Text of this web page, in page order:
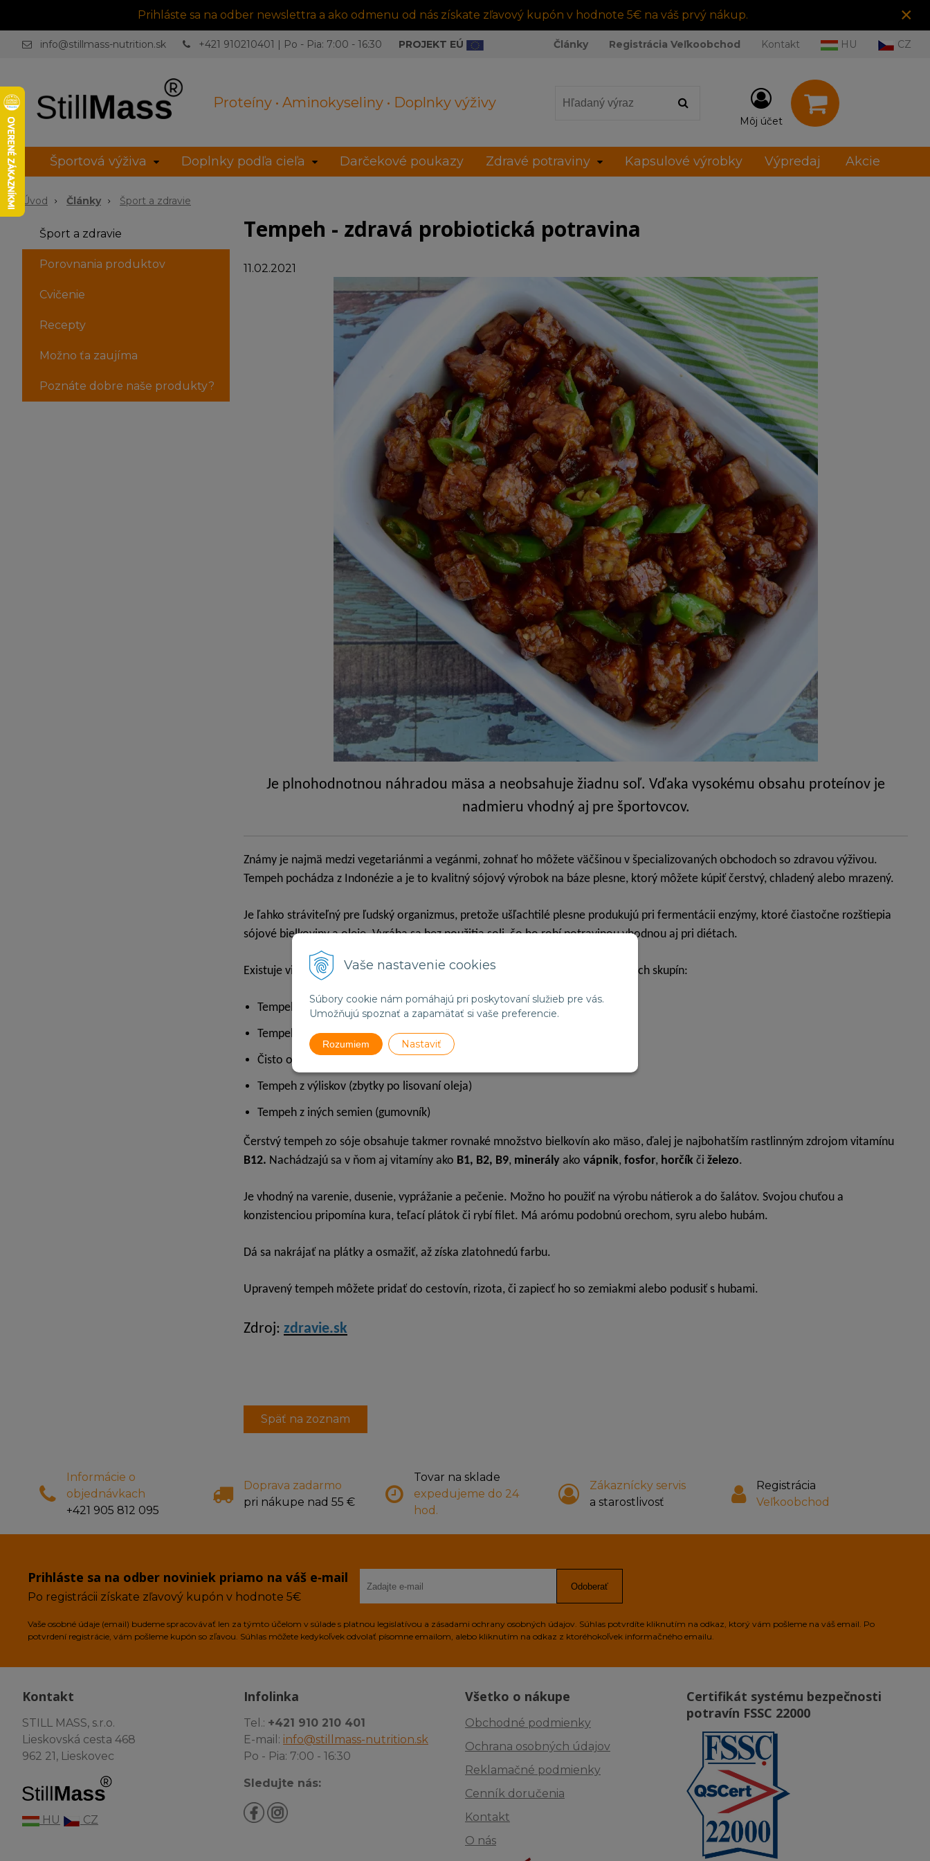
Vaše nastavenie cookies
Súbory cookie nám pomáhajú pri poskytovaní služieb pre vás.
Umožňujú spoznať a zapamätať si vaše preferencie.
Rozumiem Nastaviť
Prihláste sa na odber newslettra a ako odmenu od nás získate zľavový kupón v hodnote 5€ na váš prvý nákup. ×
Proteíny • Aminokyseliny • Doplnky výživy
info@stillmass-nutrition.sk +421 910210401 | Po - Pia: 7:00 - 16:30 PROJEKT EÚ Články Registrácia Veľkoobchod Kontakt HU CZ
Môj účet
Športová výživa Doplnky podľa cieľa Darčekové poukazy Zdravé potraviny Kapsulové výrobky Výpredaj Akcie
Úvod Články Šport a zdravie
Šport a zdravie
Porovnania produktov
Cvičenie
Recepty
Možno ťa zaujíma
Poznáte dobre naše produkty?
Tempeh - zdravá probiotická potravina
11.02.2021
Je plnohodnotnou náhradou mäsa a neobsahuje žiadnu soľ. Vďaka vysokému obsahu proteínov je
nadmieru vhodný aj pre športovcov.
Známy je najmä medzi vegetariánmi a vegánmi, zohnať ho môžete väčšinou v špecializovaných obchodoch so zdravou výživou.
Tempeh pochádza z Indonézie a je to kvalitný sójový výrobok na báze plesne, ktorý môžete kúpiť čerstvý, chladený alebo mrazený.
Je ľahko stráviteľný pre ľudský organizmus, pretože ušľachtilé plesne produkujú pri fermentácii enzýmy, ktoré čiastočne rozštiepia
sójové bielkoviny a oleje. Vyrába sa bez použitia soli, čo ho robí potravinou vhodnou aj pri diétach.
Existuje viac než 30 najrôznejších typov tempehov, ktoré sa delia do 5 základných skupín:
Tempeh zo strukovín (najčastejšie zo sóje)
Tempeh z obilia a sóje (pšenica a sója alebo ryža a sója)
Čisto obilný tempeh (ryža, jačmeň, pšeno, pšenica, ovos alebo žito)
Tempeh z výliskov (zbytky po lisovaní oleja)
Tempeh z iných semien (gumovník)
Čerstvý tempeh zo sóje obsahuje takmer rovnaké množstvo bielkovín ako mäso, ďalej je najbohatším rastlinným zdrojom vitamínu
B12. Nachádzajú sa v ňom aj vitamíny ako B1, B2, B9, minerály ako vápnik, fosfor, horčík či železo.
Je vhodný na varenie, dusenie, vyprážanie a pečenie. Možno ho použiť na výrobu nátierok a do šalátov. Svojou chuťou a
konzistenciou pripomína kura, teľací plátok či rybí filet. Má arómu podobnú orechom, syru alebo hubám.
Dá sa nakrájať na plátky a osmažiť, až získa zlatohnedú farbu.
Upravený tempeh môžete pridať do cestovín, rizota, či zapiecť ho so zemiakmi alebo podusiť s hubami.
Zdroj: zdravie.sk
Späť na zoznam
Informácie o
objednávkach
+421 905 812 095
Doprava zadarmo
pri nákupe nad 55 €
Tovar na sklade
expedujeme do 24
hod.
Zákaznícky servis
a starostlivosť
Registrácia
Veľkoobchod
Prihláste sa na odber noviniek priamo na váš e‑mail
Po registrácii získate zľavový kupón v hodnote 5€
Odoberať
Vaše osobné údaje (email) budeme spracovávať len za týmto účelom v súlade s platnou legislatívou a zásadami ochrany osobných údajov. Súhlas potvrdíte kliknutím na odkaz, ktorý vám pošleme na váš email. Po
potvrdení registrácie, vám pošleme kupón so zľavou. Súhlas môžete kedykoľvek odvolať písomne emailom, alebo kliknutím na odkaz z ktoréhokoľvek informačného emailu.
Kontakt
STILL MASS, s.r.o.
Lieskovská cesta 468
962 21, Lieskovec
HU CZ
Infolinka
Tel.: +421 910 210 401
E-mail: info@stillmass-nutrition.sk
Po - Pia: 7:00 - 16:30
Sledujte nás:
Všetko o nákupe
Obchodné podmienky
Ochrana osobných údajov
Reklamačné podmienky
Cenník doručenia
Kontakt
O nás
Certifikát systému bezpečnosti
potravín FSSC 22000